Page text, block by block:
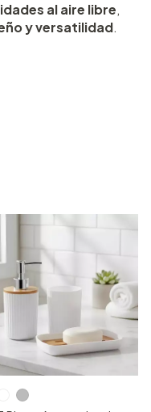
al aire libre,
y versatilidad.